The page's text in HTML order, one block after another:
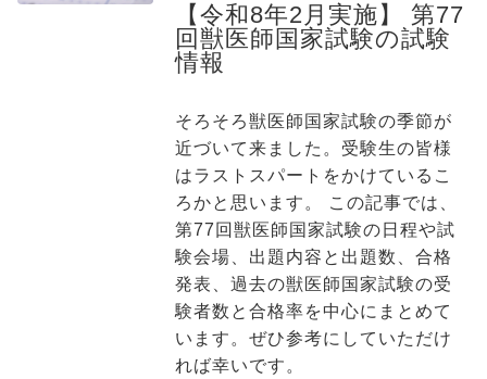
【令和8年2月実施】 第77
回獣医師国家試験の試験
情報
そろそろ獣医師国家試験の季節が
近づいて来ました。受験生の皆様
はラストスパートをかけているこ
ろかと思います。 この記事では、
第77回獣医師国家試験の日程や試
験会場、出題内容と出題数、合格
発表、過去の獣医師国家試験の受
験者数と合格率を中心にまとめて
います。ぜひ参考にしていただけ
れば幸いです。